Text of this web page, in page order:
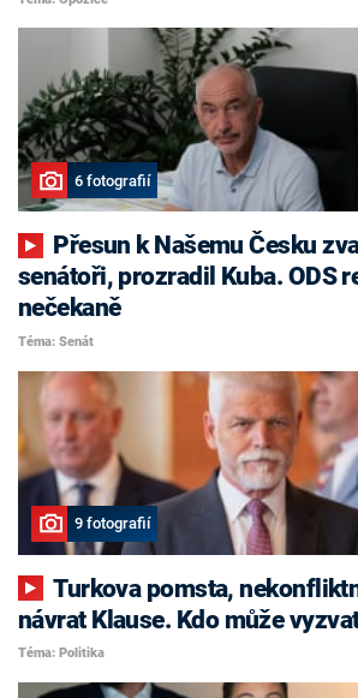
6 fotografií
senátoři, prozradil Kuba. ODS
nečekaně
Téma: Senát
9 fotografií
Turkova pomsta, nekonfliktní Havlíček i
návrat Klause. Kdo může
Téma: Politika